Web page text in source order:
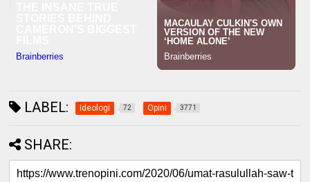
LABEL: Ideologi 72 Opini 3771
SHARE: